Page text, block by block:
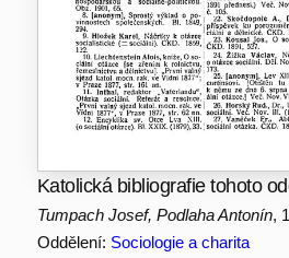
Katolická bibliografie tohoto
Tumpach Josef, Podlaha Antonín,
Oddělení: Sociologie a charita